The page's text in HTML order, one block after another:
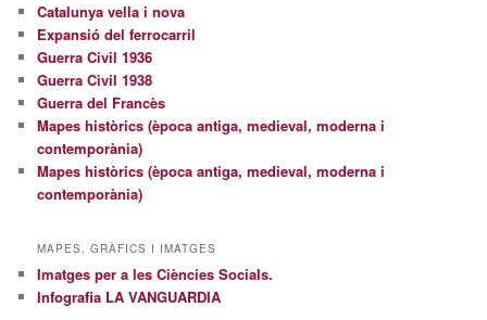
Catalunya vella i nova
Expansió del ferrocarril
Guerra Civil 1936
Guerra Civil 1938
Guerra del Francès
Mapes històrics (època antiga, medieval, moderna i
contemporània)
Mapes històrics (època antiga, medieval, moderna i
contemporània)
MAPES, GRÀFICS I IMATGES
Imatges per a les Ciències Socials.
Infografia LA VANGUARDIA